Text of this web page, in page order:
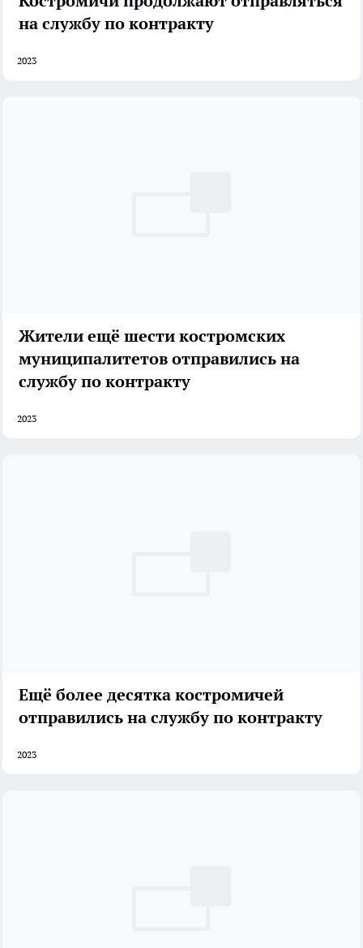
на службу по контракту
2023
Жители ещё шести костромских
муниципалитетов отправились на
службу по контракту
2023
Ещё более десятка костромичей
отправились на службу по контракту
2023